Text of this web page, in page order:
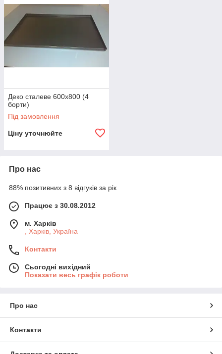
Деко сталеве 600х800 (4
борти)
Під замовлення
Ціну уточнюйте
Про нас
88% позитивних з 8 відгуків за рік
Працює з 30.08.2012
м. Харків
, Харків, Україна
Контакти
Сьогодні вихідний
Показати весь графік роботи
Про нас
Контакти